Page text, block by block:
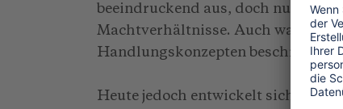
beeindruckend aus, doch nur
Machtverhältnisse. Auch war die
Handlungskonzepten beschränkt.
Heute jedoch entwickelt sich der